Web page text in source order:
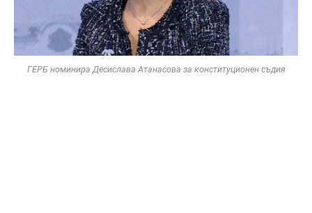
ГЕРБ номинира Десислава Атанасова за конституционен съдия